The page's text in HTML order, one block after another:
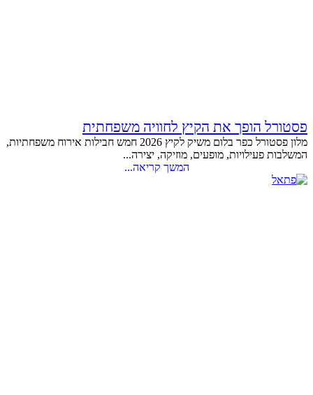
פסטורל הופך את הקיץ לחוויה משפחתית
מלון פסטורל כפר בלום משיק לקיץ 2026 חמש חבילות אירוח משפחתיות,
המשלבות פעילויות, מופעים, מוזיקה, יצירה...
המשך קריאה...